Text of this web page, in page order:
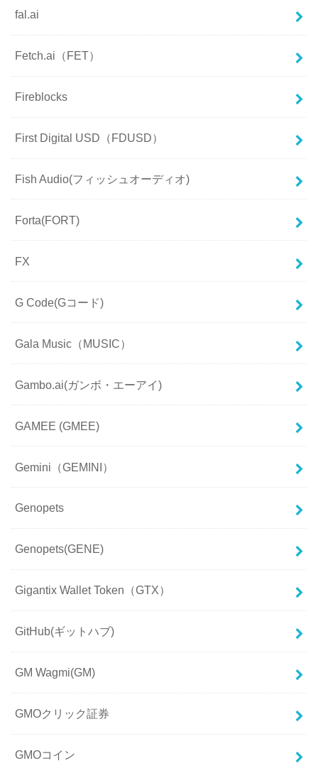
fal.ai
Fetch.ai（FET）
Fireblocks
First Digital USD（FDUSD）
Fish Audio(フィッシュオーディオ)
Forta(FORT)
FX
G Code(Gコード)
Gala Music（MUSIC）
Gambo.ai(ガンボ・エーアイ)
GAMEE (GMEE)
Gemini（GEMINI）
Genopets
Genopets(GENE)
Gigantix Wallet Token（GTX）
GitHub(ギットハブ)
GM Wagmi(GM)
GMOクリック証券
GMOコイン